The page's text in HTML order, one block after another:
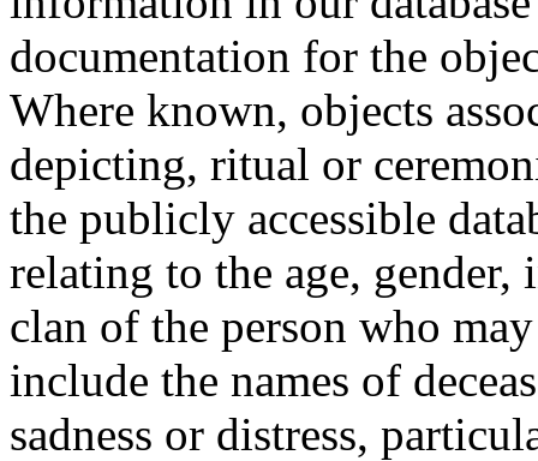
documentation for the
Where known, objects
depicting, ritual or
the publicly accessible
relating to the age,
clan of the person who
include the names of
sadness or distress,